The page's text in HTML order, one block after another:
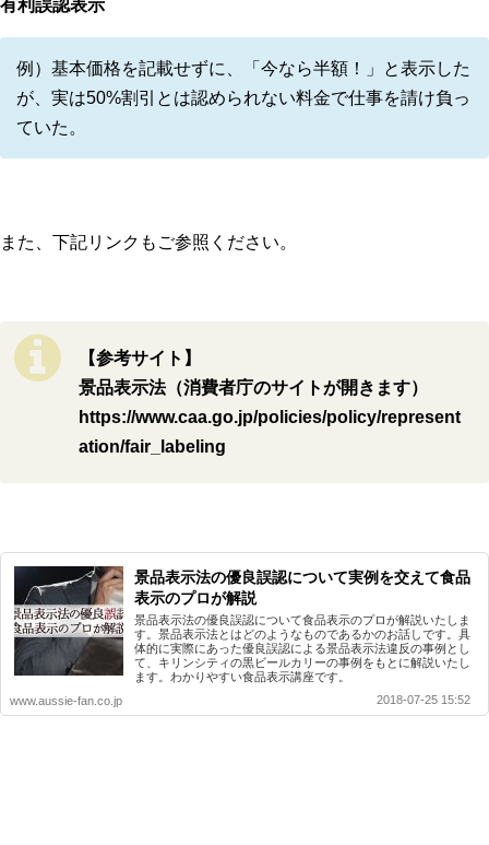
有利誤認表示
例）基本価格を記載せずに、「今なら半額！」と表示した
が、実は50%割引とは認められない料金で仕事を請け負っ
ていた。
また、下記リンクもご参照ください。
【参考サイト】
景品表示法（消費者庁のサイトが開きます）
https://www.caa.go.jp/policies/policy/represent
ation/fair_labeling
景品表示法の優良誤認について実例を交えて食品
表示のプロが解説
景品表示法の優良誤認について食品表示のプロが解説いたしま
す。景品表示法とはどのようなものであるかのお話しです。具
体的に実際にあった優良誤認による景品表示法違反の事例とし
て、キリンシティの黒ビールカリーの事例をもとに解説いたし
ます。わかりやすい食品表示講座です。
www.aussie-fan.co.jp
2018-07-25 15:52